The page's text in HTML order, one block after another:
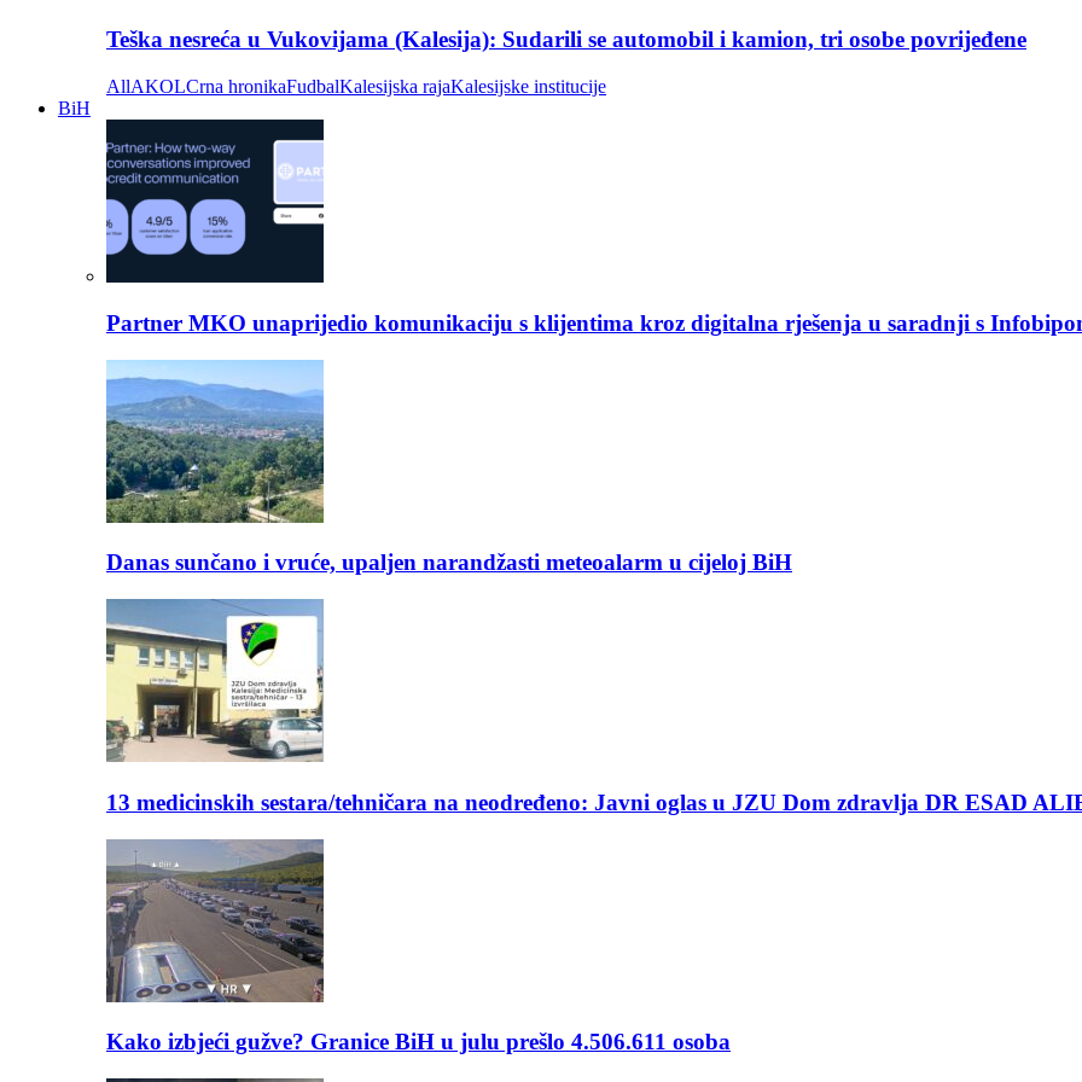
Teška nesreća u Vukovijama (Kalesija): Sudarili se automobil i kamion, tri osobe povrijeđene
AllAKOLCrna hronikaFudbalKalesijska rajaKalesijske institucije
BiH
Partner MKO unaprijedio komunikaciju s klijentima kroz digitalna rješenja u saradnji s
Danas sunčano i vruće, upaljen narandžasti meteoalarm u cijeloj BiH
13 medicinskih sestara/tehničara na neodređeno: Javni oglas u JZU Dom zdravlja DR ESAD
Kako izbjeći gužve? Granice BiH u julu prešlo 4.506.611 osoba